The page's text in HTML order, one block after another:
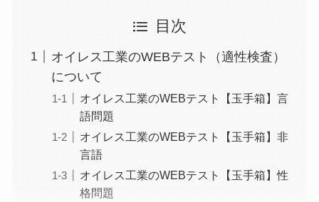
目次
オイレス工業のWEBテスト（適性検査）
について
オイレス工業のWEBテスト【玉手箱】言
語問題
オイレス工業のWEBテスト【玉手箱】非
言語
オイレス工業のWEBテスト【玉手箱】性
格問題